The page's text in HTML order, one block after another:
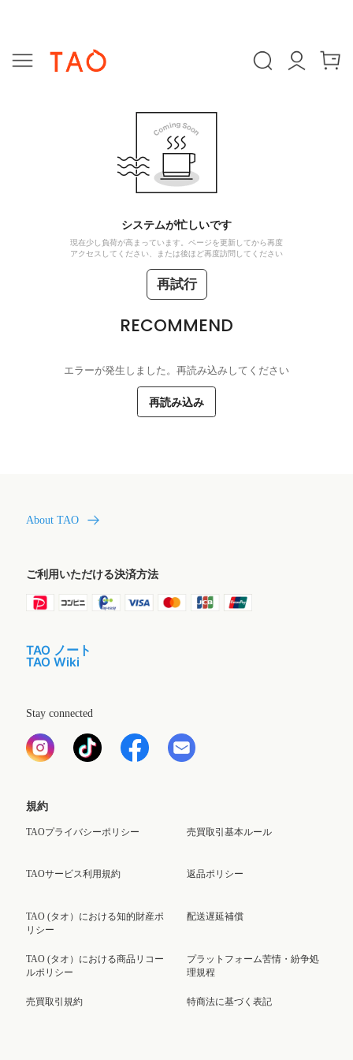
システムが忙しいです
現在少し負荷が高まっています。ページを更新してから再度
アクセスしてください、または後ほど再度訪問してください
再試行
RECOMMEND
エラーが発生しました。再読み込みしてください
再読み込み
About TAO
ご利用いただける決済方法
TAO ノート
TAO Wiki
Stay connected
規約
TAOプライバシーポリシー
TAOサービス利用規約
TAO (タオ）における知的財産ポ
リシー
TAO (タオ）における商品リコー
ルポリシー
売買取引規約
売買取引基本ルール
返品ポリシー
配送遅延補償
プラットフォーム苦情・紛争処
理規程
特商法に基づく表記